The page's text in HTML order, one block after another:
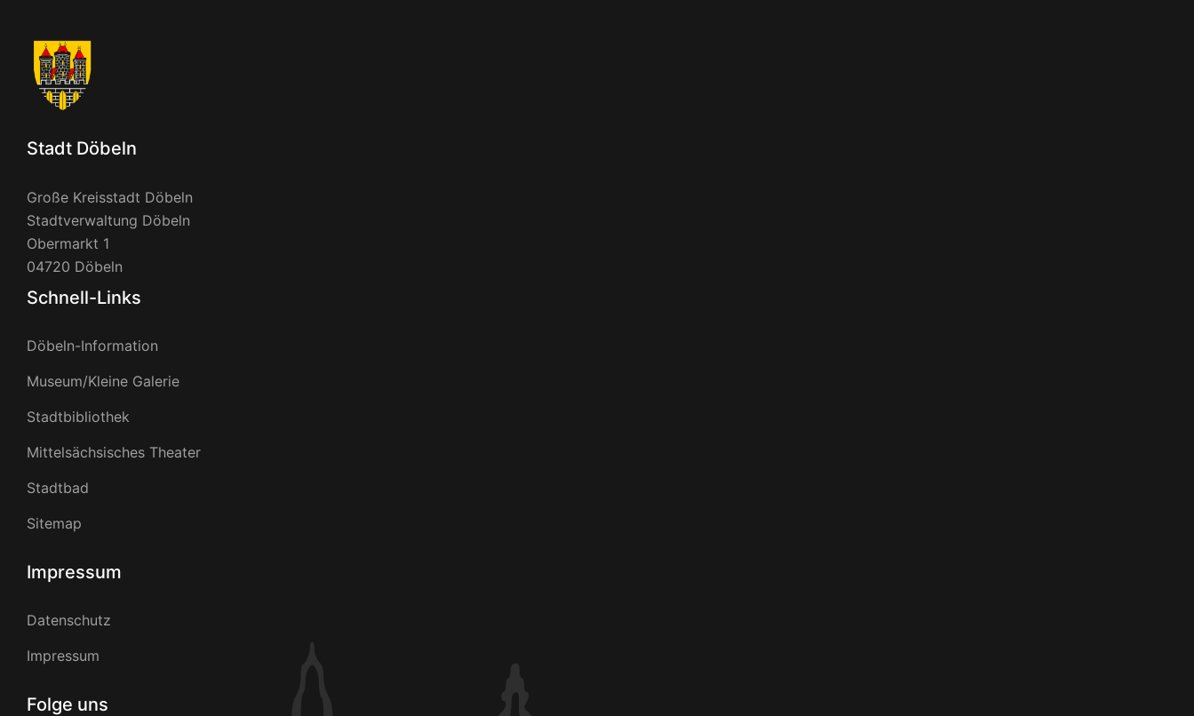
Stadt Döbeln
Große Kreisstadt Döbeln
Stadtverwaltung Döbeln
Obermarkt 1
04720 Döbeln
Schnell-Links
Döbeln-Information
Museum/Kleine Galerie
Stadtbibliothek
Mittelsächsisches Theater
Stadtbad
Sitemap
Impressum
Datenschutz
Impressum
Folge uns